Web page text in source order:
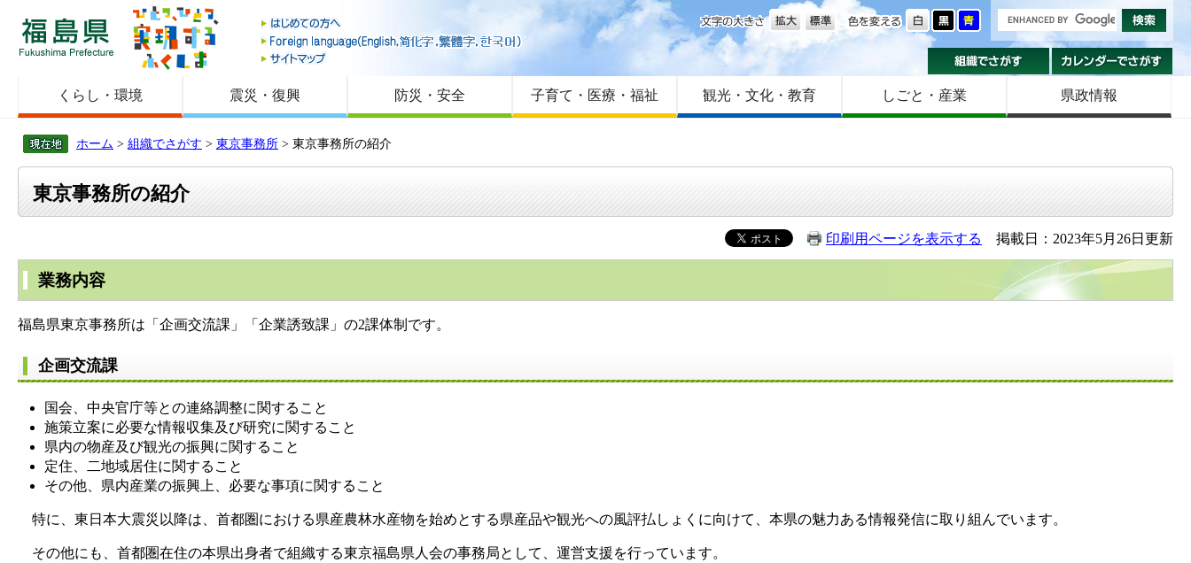
福島県
はじめての方へ
Foreign language
サイトマップ
色を変える
文字の大きさ
組織でさがす
くらし・環境 震災・復興 防災・安全 子育て・医療・福祉 観光・文化・教育 しごと・産業 県政情報
ホーム > 組織でさがす > 東京事務所 > 東京事務所の紹介
東京事務所の紹介
印刷用ページを表示する 掲載日：2023年5月26日更新
業務内容
福島県東京事務所は「企画交流課」「企業誘致課」の2課体制です。
企画交流課
国会、中央官庁等との連絡調整に関すること
施策立案に必要な情報収集及び研究に関すること
県内の物産及び観光の振興に関すること
定住、二地域居住に関すること
その他、県内産業の振興上、必要な事項に関すること
特に、東日本大震災以降は、首都圏における県産農林水産物を始めとする県産品や観光への風評払しょくに向けて、本県の魅力ある情報発信に取り組んでいます。
その他にも、首都圏在住の本県出身者で組織する東京福島県人会の事務局として、運営支援を行っています。